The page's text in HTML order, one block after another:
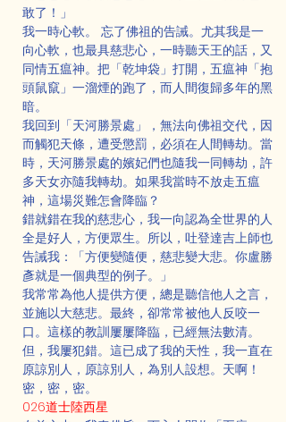
敢了！」
我一時心軟。 忘了佛祖的告誡。尤其我是一
向心軟，也最具慈悲心，一時聽天王的話，又
同情五瘟神。把「乾坤袋」打開，五瘟神「抱
頭鼠竄」一溜煙的跑了，而人間復歸多年的黑
暗。
我回到「天河勝景處」，無法向佛祖交代，因
而觸犯天條，遭受懲罰，必須在人間轉劫。當
時，天河勝景處的嬪妃們也隨我一同轉劫，許
多天女亦隨我轉劫。如果我當時不放走五瘟
神，這場災難怎會降臨？
錯就錯在我的慈悲心，我一向認為全世界的人
全是好人，方便眾生。所以，吐登達吉上師也
告誡我：「方便變隨便，慈悲變大悲。你盧勝
彥就是一個典型的例子。」
我常常為他人提供方便，總是聽信他人之言，
並施以大慈悲。最終，卻常常被他人反咬一
口。這樣的教訓屢屢降臨，已經無法數清。
但，我屢犯錯。這已成了我的天性，我一直在
原諒別人，原諒別人，為別人設想。天啊！
密，密，密。
026道士陸西星